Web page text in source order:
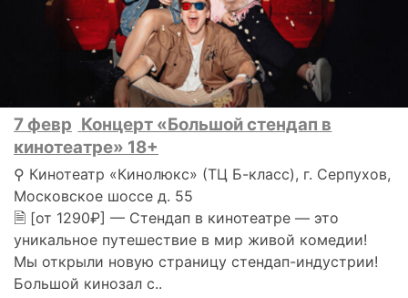
7 февр Концерт «Большой стендап в
кинотеатре» 18+
⚲ Кинотеатр «Кинолюкс» (ТЦ Б-класс), г. Серпухов,
Московское шоссе д. 55
🗎 [от 1290₽] — Стендап в кинотеатре — это
уникальное путешествие в мир живой комедии!
Мы открыли новую страницу стендап-индустрии!
Большой кинозал с..